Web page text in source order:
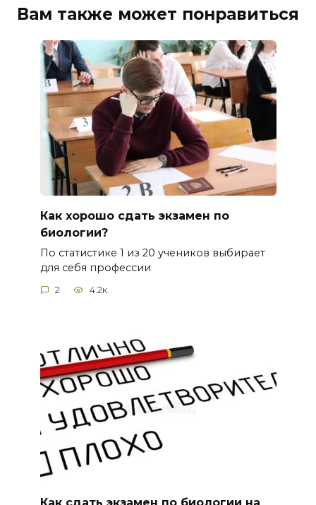
Вам также может понравиться
Как хорошо сдать экзамен по
биологии?
По статистике 1 из 20 учеников выбирает
для себя профессии
2 4.2к.